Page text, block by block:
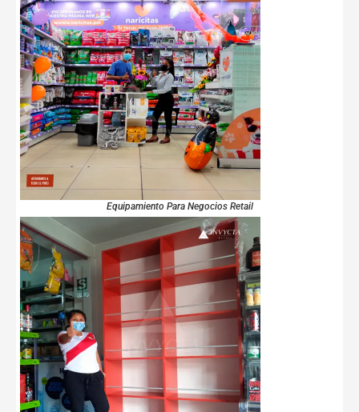
Equipamiento Para Negocios Retail